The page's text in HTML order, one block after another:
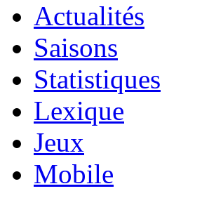
Actualités
Saisons
Statistiques
Lexique
Jeux
Mobile